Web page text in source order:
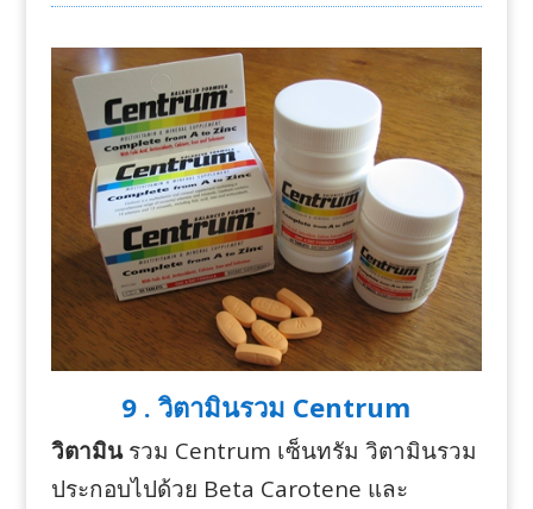
9 . วิตามินรวม Centrum
วิตามินรวม Centrum เซ็นทรัม วิตามินรวม
ประกอบไปด้วย Beta Carotene และ